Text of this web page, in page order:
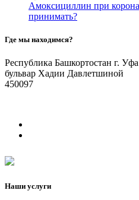
Амоксициллин при
принимать?
Где мы находимся?
Республика Башкортостан г. Уфа
бульвар Хадии Давлетшиной
450097
Наши услуги